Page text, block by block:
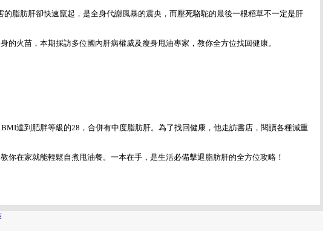
脂肪肝卻快速竄起，是全身代謝風暴的震央，而壓死駱駝的最後一根稻草不一定是肝
火苗，本期採訪多位國內肝病權威及瘦身甩油專家，教你全方位找回健康。
達到肥胖等級的28，合併有中度脂肪肝。為了找回健康，他走訪書店，閱讀各種減重
在家就能輕鬆自煮甩油餐。一本在手，是生活必備擊退脂肪肝的全方位攻略！